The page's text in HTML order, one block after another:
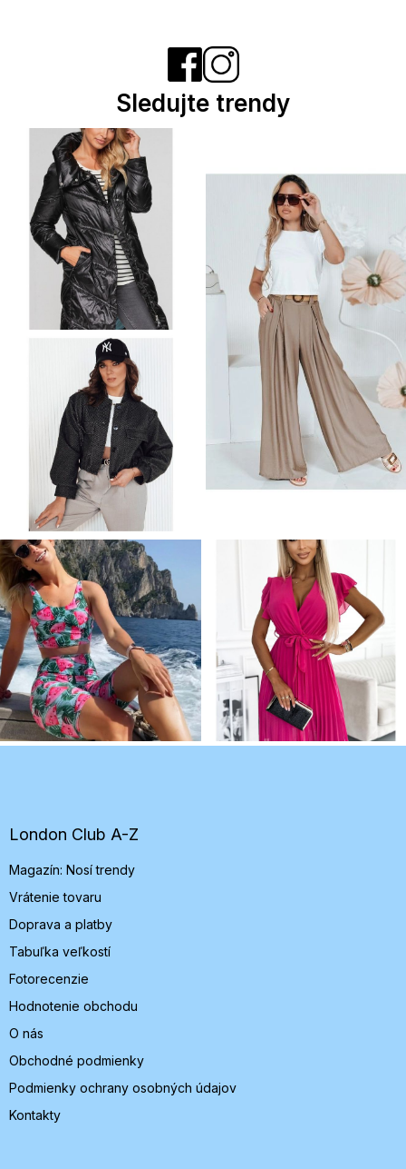
e
London Club A-Z
Magazín: Nosí trendy
Vrátenie tovaru
Doprava a platby
Tabuľka veľkostí
Fotorecenzie
Hodnotenie obchodu
O nás
Obchodné podmienky
Podmienky ochrany osobných údajov
Kontakty